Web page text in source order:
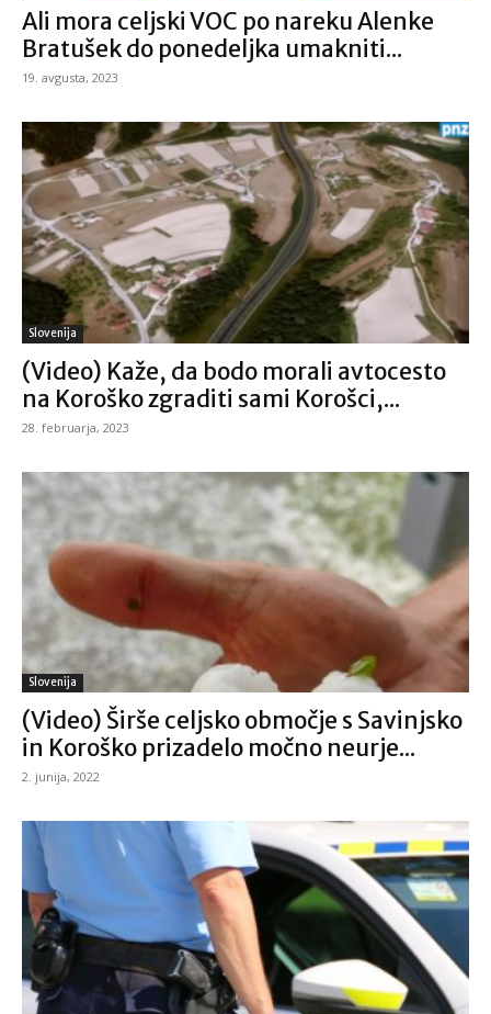
Ali mora celjski VOC po nareku Alenke
Bratušek do ponedeljka umakniti...
19. avgusta, 2023
Slovenija
(Video) Kaže, da bodo morali avtocesto
na Koroško zgraditi sami Korošci,...
28. februarja, 2023
Slovenija
(Video) Širše celjsko območje s Savinjsko
in Koroško prizadelo močno neurje...
2. junija, 2022